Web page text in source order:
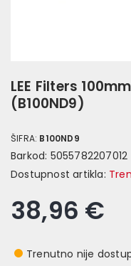
LEE Filters
(B100ND9)
ŠIFRA: B100ND9
Barkod: 5055782207012
Dostupnost artikla:
38,96 €
Trenutno nije